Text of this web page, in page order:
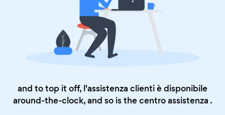
and to top it off, l'assistenza clienti è disponibile
around-the-clock, and so is thecentro assistenza .